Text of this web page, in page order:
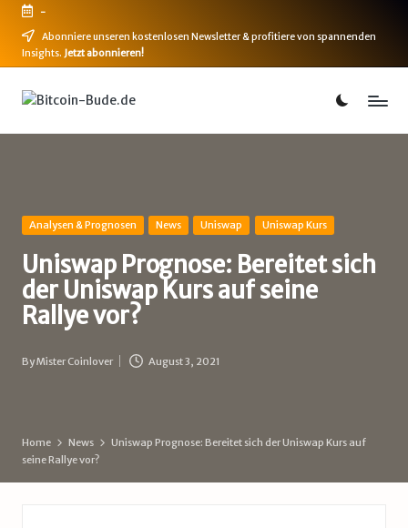
Skip
-
Abonniere unseren kostenlosen Newsletter & profitiere von spannenden
Insights. Jetzt abonnieren!
B
i
o
i
n
-
B
e
Bitcoin,
Posted
Analysen & Prognosen News Uniswap Uniswap Kurs
Uniswap Prognose: Bereitet sich
der Uniswap Kurs auf seine
Rallye vor?
Posted
ByMister Coinlover August 3, 2021
Home News
Uniswap Prognose: Bereitet sich der Uniswap Kurs auf
seine Rallye vor?